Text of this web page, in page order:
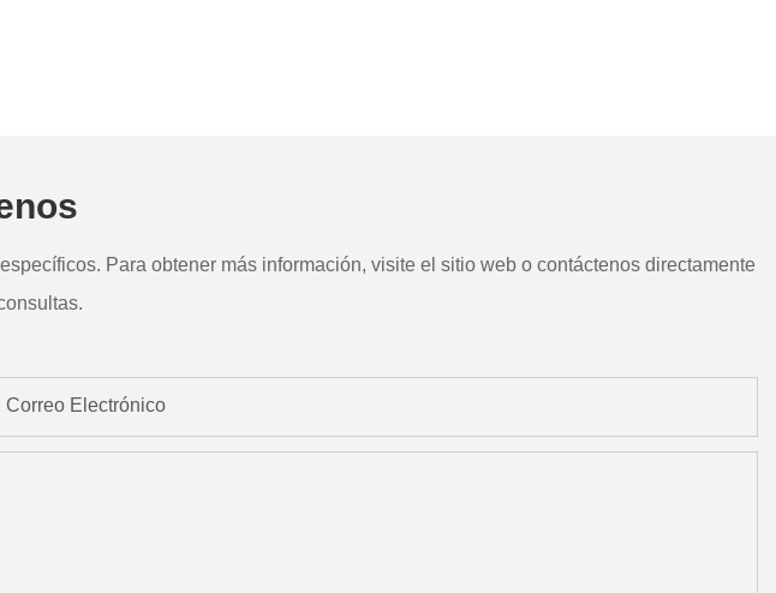
Para obtener más información, visite el sitio web o contáctenos directamente
Correo Electrónico